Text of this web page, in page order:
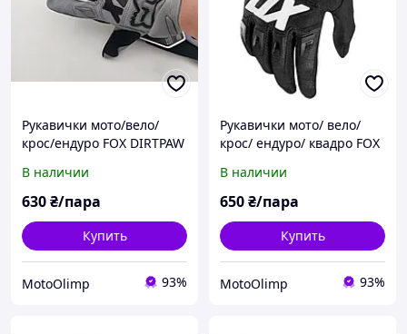
Рукавички мото/вело/
крос/ендуро FOX DIRTPAW
В наличии
630₴/пара
Купить
MotoOlimp 93%
Рукавички мото/ вело/
крос/ ендуро/ квадро FOX
XXL
В наличии
650₴/пара
Купить
MotoOlimp 93%